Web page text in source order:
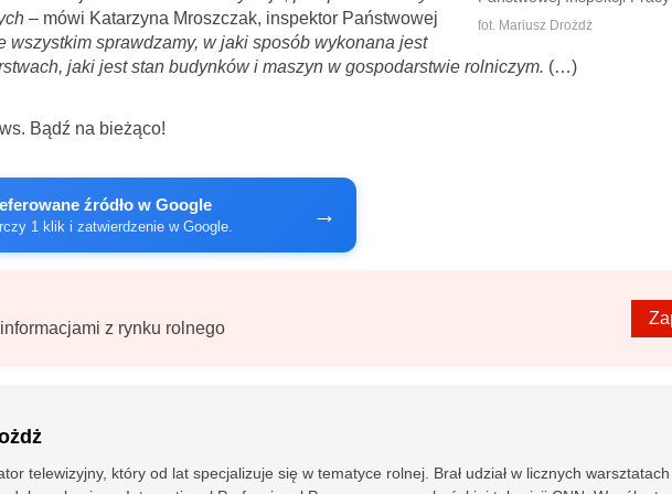
fot. Mariusz Drożdż
– mówi Katarzyna Mroszczak, inspektor Państwowej
wszystkim sprawdzamy, w jaki sposób wykonana jest
jaki jest stan budynków i maszyn w gospodarstwie rolniczym. (…)
Bądź na bieżąco!
źródło w Google
1 klik i zatwierdzenie w Google. →
z rynku rolnego
telewizyjny, który od lat specjalizuje się w tematyce rolnej. Brał udział w licznych warsztatach